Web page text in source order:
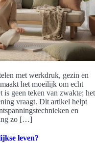
met werkdruk, gezin en
het moeilijk om echt
is geen teken van zwakte; het
vraagt. Dit artikel helpt
en
zo […]
leven?